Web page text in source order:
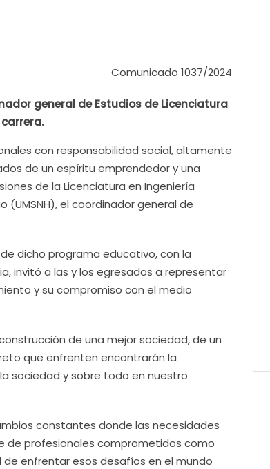
Comunicado 1037/2024
general de Estudios de Licenciatura
con responsabilidad social, altamente
de un espíritu emprendedor y una
de la Licenciatura en Ingeniería
(UMSNH), el coordinador general de
dicho programa educativo, con la
invitó a las y los egresados a representar
y su compromiso con el medio
de una mejor sociedad, de un
que enfrenten encontrarán la
sociedad y sobre todo en nuestro
constantes donde las necesidades
de profesionales comprometidos como
enfrentar esos desafíos en el mundo